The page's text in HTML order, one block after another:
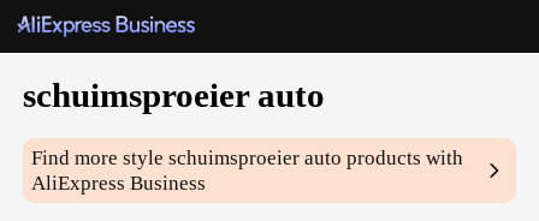
schuimsproeier auto
Find more styleschuimsproeier auto products with
AliExpress Business